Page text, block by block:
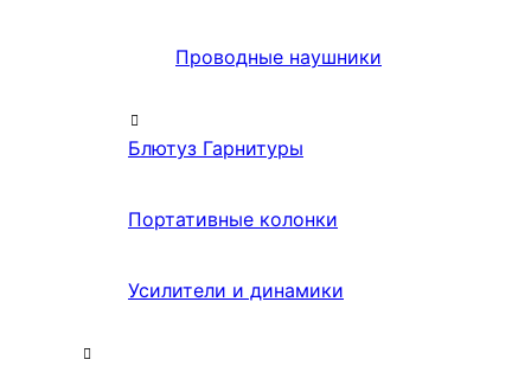
Проводные наушники
Блютуз Гарнитуры
Портативные колонки
Усилители и динамики